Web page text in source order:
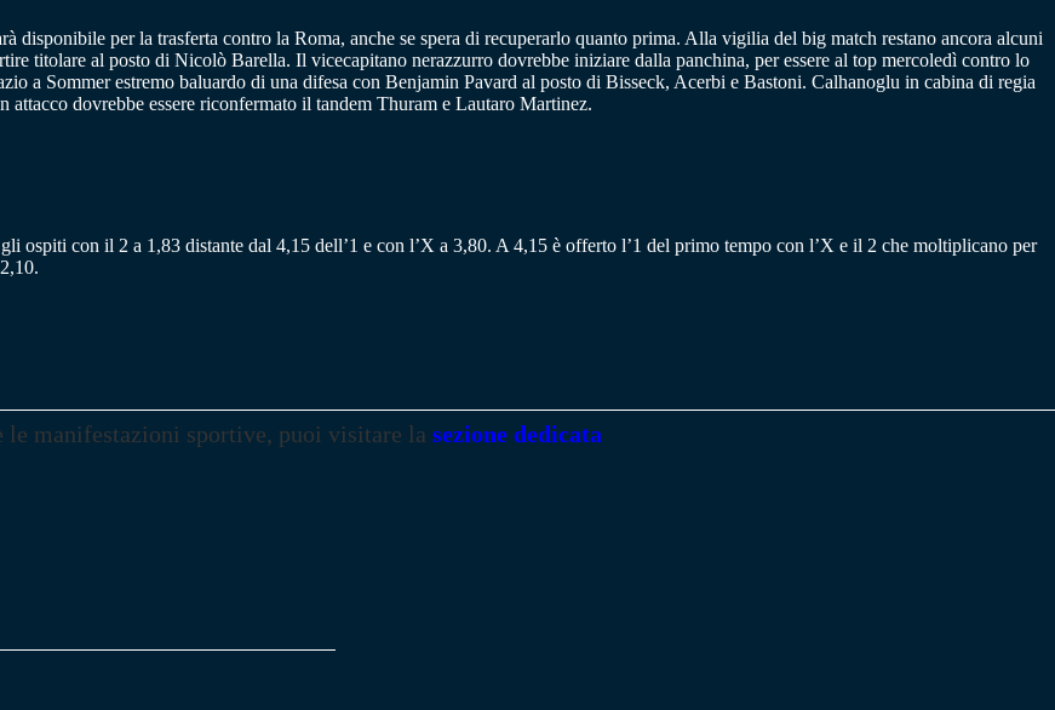
disponibile per la trasferta contro la Roma, anche se spera di recuperarlo quanto prima. Alla vigilia del big match restano ancora alcuni
titolare al posto di Nicolò Barella. Il vicecapitano nerazzurro dovrebbe iniziare dalla panchina, per essere al top mercoledì contro lo
a Sommer estremo baluardo di una difesa con Benjamin Pavard al posto di Bisseck, Acerbi e Bastoni. Calhanoglu in cabina di regia
dovrebbe essere riconfermato il tandem Thuram e Lautaro Martinez.
ospiti con il 2 a 1,83 distante dal 4,15 dell’1 e con l’X a 3,80. A 4,15 è offerto l’1 del primo tempo con l’X e il 2 che moltiplicano per
le manifestazioni sportive, puoi visitare la sezione dedicata